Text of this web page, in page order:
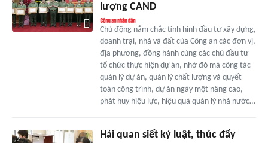
lượng CAND
Chủ động nắm chắc tình hình đầu tư xây dựng,
doanh trại, nhà và đất của Công an các đơn vị,
địa phương, đồng hành cùng các chủ đầu tư
tổ chức thực hiện dự án, nhờ đó mà công tác
quản lý dự án, quản lý chất lượng và quyết
toán công trình, dự án ngày một nâng cao,
phát huy hiệu lực, hiệu quả quản lý nhà nước…
Hải quan siết kỷ luật, thúc đẩy